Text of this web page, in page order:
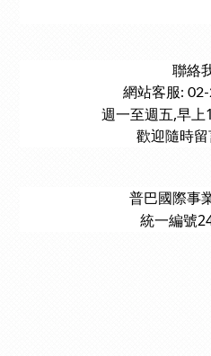
聯絡
網站客服:
週一至週五,早
歡迎隨時留
普巴國際事
統一編號